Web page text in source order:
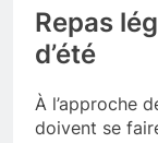
Repas
d’été
À l’approche
doivent se